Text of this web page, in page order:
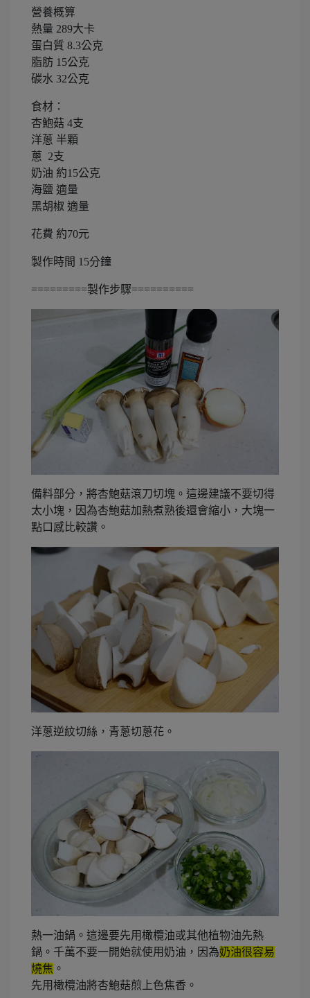
營養概算
熱量 289大卡
蛋白質 8.3公克
脂肪 15公克
碳水 32公克
食材：
杏鮑菇 4支
洋蔥 半顆
蔥 2支
奶油 約15公克
海鹽 適量
黑胡椒 適量
花費 約70元
製作時間 15分鐘
=========製作步驟==========
備料部分，將杏鮑菇滾刀切塊。這邊建議不要切得
太小塊，因為杏鮑菇加熱煮熟後還會縮小，大塊一
點口感比較讚。
洋蔥逆紋切絲，青蔥切蔥花。
熱一油鍋。這邊要先用橄欖油或其他植物油先熱
鍋。千萬不要一開始就使用奶油，因為奶油很容易
燒焦 。
先用橄欖油將杏鮑菇煎上色焦香。